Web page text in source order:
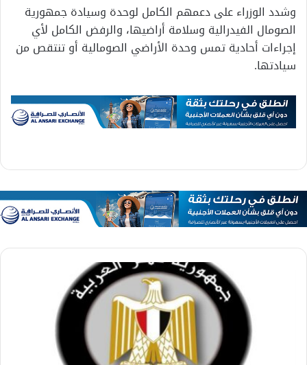
وشدد الوزراء على دعمهم الكامل لوحدة وسيادة جمهورية
الصومال الفيدرالية وسلامة أراضيها، والرفض الكامل لأي
إجراءات أحادية تمس وحدة الأراضي الصومالية أو تنتقص من
سيادتها.